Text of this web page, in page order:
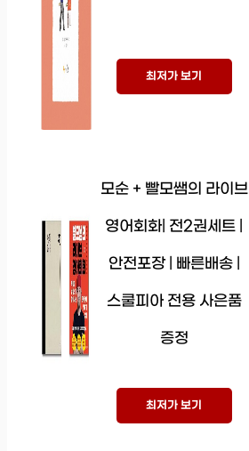
최저가 보기
모순 + 빨모쌤의 라이브
영어회화| 전2권세트 |
안전포장 | 빠른배송 |
스쿨피아 전용 사은품
증정
최저가 보기